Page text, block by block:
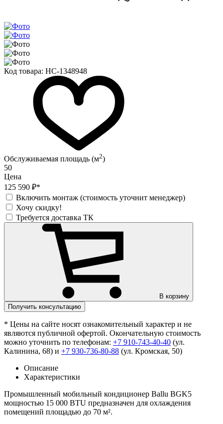
Код товара: НС-1348948
Обслуживаемая площадь (м2)
50
Цена
125 590 ₽*
Включить монтаж (стоимость уточнит менеджер)
Хочу скидку!
Требуется доставка ТК
В корзину
Получить консультацию
* Цены на сайте носят ознакомительный характер и не
являются публичной офертой. Окончательную стоимость
можно уточнить по телефонам: +7 910-743-40-40 (ул.
Калинина, 68) и +7 930-736-80-88 (ул. Кромская, 50)
Описание
Характеристики
Промышленный мобильный кондиционер Ballu BGK5
мощностью 15 000 BTU предназначен для охлаждения
помещений площадью до 70 м².